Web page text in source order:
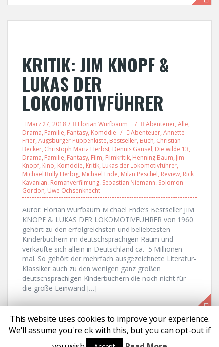
KRITIK: JIM KNOPF &
LUKAS DER
LOKOMOTIVFÜHRER
März 27, 2018 Florian Wurfbaum Abenteuer, Alle,
Drama, Familie, Fantasy, Komödie Abenteuer, Annette
Frier, Augsburger Puppenkiste, Bestseller, Buch, Christian
Becker, Christoph Maria Herbst, Dennis Gansel, Die wilde 13,
Drama, Familie, Fantasy, Film, Filmkritik, Henning Baum, Jim
Knopf, Kino, Komödie, Kritik, Lukas der Lokomotivführer,
Michael Bully Herbig, Michael Ende, Milan Peschel, Review, Rick
Kavanian, Romanverfilmung, Sebastian Niemann, Solomon
Gordon, Uwe Ochsenknecht
Autor: Florian Wurfbaum Michael Ende‘s Bestseller JIM
KNOPF & LUKAS DER LOKOMOTIVFÜHRER von 1960
gehört zu den erfolgreichsten und beliebtesten
Kinderbüchern im deutschsprachigen Raum und
verkaufte sich allein in Deutschland ca. 5 Millionen
mal. So gehört der mehrfach ausgezeichnete Literatur-
Klassiker auch zu den wenigen ganz großen
deutschsprachigen Kinderbüchern die noch nicht für
die große Leinwand […]
Proudly powered by WordPress |Theme: Solon by aThemes
This website uses cookies to improve your experience.
We'll assume you're ok with this, but you can opt-out if